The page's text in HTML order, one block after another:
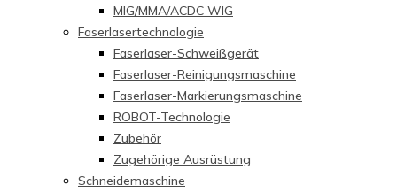
MIG/MMA/ACDC WIG
Faserlasertechnologie
Faserlaser-Schweißgerät
Faserlaser-Reinigungsmaschine
Faserlaser-Markierungsmaschine
ROBOT-Technologie
Zubehör
Zugehörige Ausrüstung
Schneidemaschine